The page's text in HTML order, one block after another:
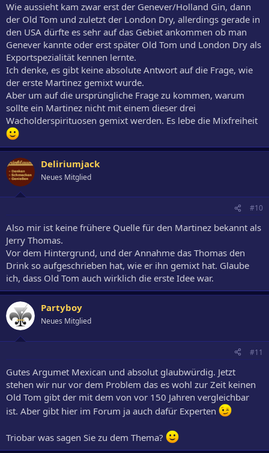
Wie aussieht kam zwar erst der Genever/Holland Gin, dann
der Old Tom und zuletzt der London Dry, allerdings gerade in
den USA dürfte es sehr auf das Gebiet ankommen ob man
Genever kannte oder erst später Old Tom und London Dry als
Exportspezialität kennen lernte.
Ich denke, es gibt keine absolute Antwort auf die Frage, wie
der erste Martinez gemixt wurde.
Aber um auf die ursprüngliche Frage zu kommen, warum
sollte ein Martinez nicht mit einem dieser drei
Wacholderspirituosen gemixt werden. Es lebe die Mixfreiheit
Deliriumjack
Neues Mitglied
#10
Also mir ist keine frühere Quelle für den Martinez bekannt als
Jerry Thomas.
Vor dem Hintergrund, und der Annahme das Thomas den
Drink so aufgeschrieben hat, wie er ihn gemixt hat. Glaube
ich, dass Old Tom auch wirklich die erste Idee war.
Partyboy
Neues Mitglied
#11
Gutes Argumet Mexican und absolut glaubwürdig. Jetzt
stehen wir nur vor dem Problem das es wohl zur Zeit keinen
Old Tom gibt der mit dem von vor 150 Jahren vergleichbar
ist. Aber gibt hier im Forum ja auch dafür Experten
Triobar was sagen Sie zu dem Thema?